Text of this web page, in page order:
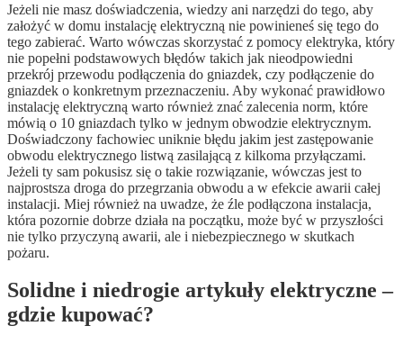
Jeżeli nie masz doświadczenia, wiedzy ani narzędzi do tego, aby
założyć w domu instalację elektryczną nie powinieneś się tego do
tego zabierać. Warto wówczas skorzystać z pomocy elektryka, który
nie popełni podstawowych błędów takich jak nieodpowiedni
przekrój przewodu podłączenia do gniazdek, czy podłączenie do
gniazdek o konkretnym przeznaczeniu. Aby wykonać prawidłowo
instalację elektryczną warto również znać zalecenia norm, które
mówią o 10 gniazdach tylko w jednym obwodzie elektrycznym.
Doświadczony fachowiec uniknie błędu jakim jest zastępowanie
obwodu elektrycznego listwą zasilającą z kilkoma przyłączami.
Jeżeli ty sam pokusisz się o takie rozwiązanie, wówczas jest to
najprostsza droga do przegrzania obwodu a w efekcie awarii całej
instalacji. Miej również na uwadze, że źle podłączona instalacja,
która pozornie dobrze działa na początku, może być w przyszłości
nie tylko przyczyną awarii, ale i niebezpiecznego w skutkach
pożaru.
Solidne i niedrogie artykuły elektryczne –
gdzie kupować?